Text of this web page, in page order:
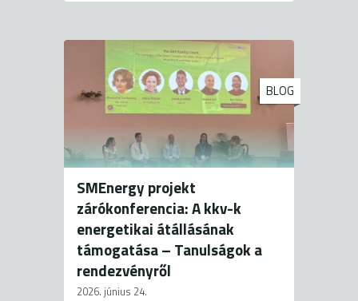
BLOG
SMEnergy projekt
zárókonferencia: A kkv-k
energetikai átállásának
támogatása – Tanulságok a
rendezvényről
2026. június 24.